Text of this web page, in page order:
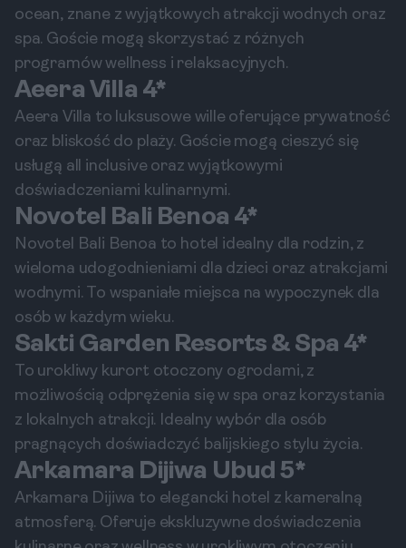
ocean, znane z wyjątkowych atrakcji wodnych oraz
spa. Goście mogą skorzystać z różnych
programów wellness i relaksacyjnych.
Aeera Villa 4*
Aeera Villa to luksusowe wille oferujące prywatność
oraz bliskość do plaży. Goście mogą cieszyć się
usługą all inclusive oraz wyjątkowymi
doświadczeniami kulinarnymi.
Novotel Bali Benoa 4*
Novotel Bali Benoa to hotel idealny dla rodzin, z
wieloma udogodnieniami dla dzieci oraz atrakcjami
wodnymi. To wspaniałe miejsca na wypoczynek dla
osób w każdym wieku.
Sakti Garden Resorts & Spa 4*
To urokliwy kurort otoczony ogrodami, z
możliwością odprężenia się w spa oraz korzystania
z lokalnych atrakcji. Idealny wybór dla osób
pragnących doświadczyć balijskiego stylu życia.
Arkamara Dijiwa Ubud 5*
Arkamara Dijiwa to elegancki hotel z kameralną
atmosferą. Oferuje ekskluzywne doświadczenia